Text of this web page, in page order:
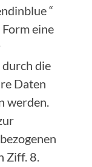
“
eine
die
Daten
werden.
Ziff. 8.